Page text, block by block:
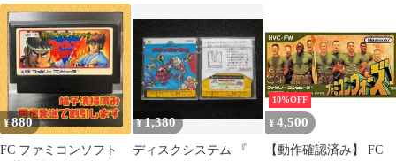
¥880
FC ファミコンソフト
¥1,380
ディスクシステム 『
10%OFF
¥ 4,500
【動作確認済み】 FC